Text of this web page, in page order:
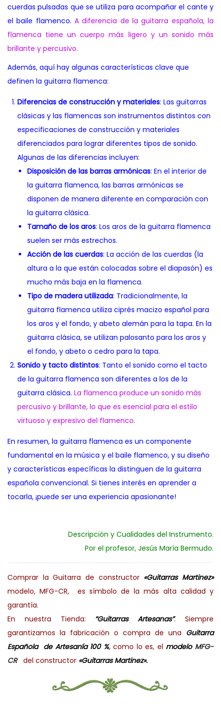
cuerdas pulsadas que se utiliza para acompañar el cante y
el baile flamenco. A diferencia de la guitarra española, la
flamenca tiene un cuerpo más ligero y un sonido más
brillante y percusivo.
Además, aquí hay algunas características clave que
definen la guitarra flamenca:
Diferencias de construcción y materiales: Las guitarras
clásicas y las flamencas son instrumentos distintos con
especificaciones de construcción y materiales
diferenciados para lograr diferentes tipos de sonido.
Algunas de las diferencias incluyen:
Disposición de las barras armónicas: En el interior de
la guitarra flamenca, las barras armónicas se
disponen de manera diferente en comparación con
la guitarra clásica.
Tamaño de los aros: Los aros de la guitarra flamenca
suelen ser más estrechos.
Acción de las cuerdas: La acción de las cuerdas (la
altura a la que están colocadas sobre el diapasón) es
mucho más baja en la flamenca.
Tipo de madera utilizada: Tradicionalmente, la
guitarra flamenca utiliza ciprés macizo español para
los aros y el fondo, y abeto alemán para la tapa. En la
guitarra clásica, se utilizan palosanto para los aros y
el fondo, y abeto o cedro para la tapa.
Sonido y tacto distintos: Tanto el sonido como el tacto
de la guitarra flamenca son diferentes a los de la
guitarra clásica. La flamenca produce un sonido más
percusivo y brillante, lo que es esencial para el estilo
virtuoso y expresivo del flamenco.
En resumen, la guitarra flamenca es un componente
fundamental en la música y el baile flamenco, y su diseño
y características específicas la distinguen de la guitarra
española convencional. Si tienes interés en aprender a
tocarla, ¡puede ser una experiencia apasionante!
Descripción y Cualidades del Instrumento.
Por el profesor, Jesús María Bermudo.
Comprar la Guitarra de constructor «Guitarras Martinez»
modelo, MFG-CR,
es símbolo de la más alta calidad y
garantía.
En nuestra Tienda: “Guitarras Artesanas”. Siempre
garantizamos la fabricación o compra de una Guitarra
Española de Artesanía 100 %, como lo es, el modelo MFG-
CR del constructor «Guitarras Martinez».